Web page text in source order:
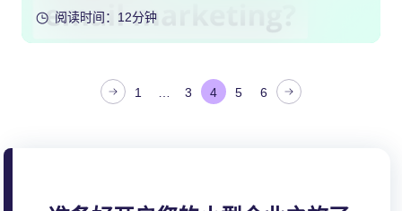
阅读时间：12分钟
1 … 3 4 5 6